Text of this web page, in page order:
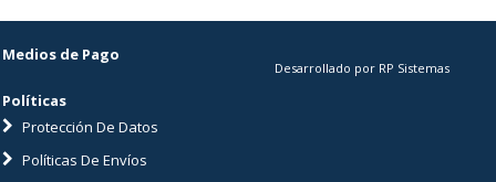
Medios de Pago
Políticas
Protección De Datos
Políticas De Envíos
Desarrollado por RP Sistemas